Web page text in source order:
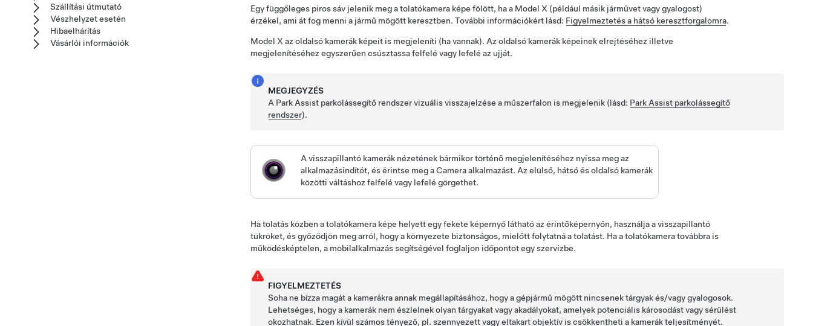
Egy függőleges piros sáv jelenik meg a tolatókamera képe fölött, ha a Model X (például másik járművet vagy gyalogost)
érzékel, ami át fog menni a jármű mögött keresztben. További információkért lásd: Figyelmeztetés a hátsó keresztforgalomra.
Model X az oldalsó kamerák képeit is megjeleníti (ha vannak). Az oldalsó kamerák képeinek elrejtéséhez illetve
megjelenítéséhez egyszerűen csúsztassa felfelé vagy lefelé az ujját.
MEGJEGYZÉS
A Park Assist parkolássegítő rendszer vizuális visszajelzésea műszerfalon is megjelenik (lásd: Park Assist parkolássegítő
rendszer).
A visszapillantó kamerák nézetének bármikor történő megjelenítéséhez nyissa meg az
alkalmazásindítót, és érintse meg a Camera alkalmazást. Az elülső, hátsó és oldalsó kamerák
közötti váltáshoz felfelé vagy lefelé görgethet.
Ha tolatás közben a tolatókamera képe helyett egy fekete képernyő látható az érintőképernyőn, használja a visszapillantó
tükröket, és győződjön meg arról, hogy a környezete biztonságos, mielőtt folytatná a tolatást. Ha a tolatókamera továbbra is
működésképtelen, a mobilalkalmazás segítségével foglaljon időpontot egy szervizbe.
FIGYELMEZTETÉS
Soha ne bízza magát a kamerákraannak megállapításához, hogy a gépjármű mögött nincsenek tárgyak és/vagy gyalogosok.
Lehetséges, hogy a kamerák nem észlelnekolyan tárgyakat vagy akadályokat, amelyek potenciális károsodást vagy sérülést
okozhatnak. Ezen kívül számos tényező, pl. szennyezett vagy eltakart objektív is csökkentheti a kamerákteljesítményét.
Szállítási útmutató
Vészhelyzet esetén
Hibaelhárítás
Vásárlói információk